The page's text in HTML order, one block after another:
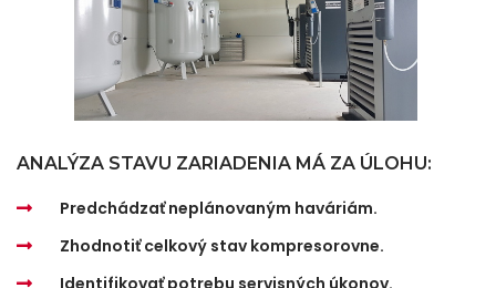
ANALÝZA STAVU ZARIADENIA MÁ ZA ÚLOHU:
Predchádzať neplánovaným haváriám.
Zhodnotiť celkový stav kompresorovne.